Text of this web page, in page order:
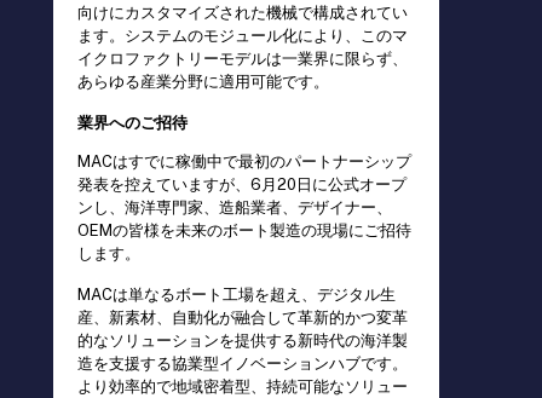
向けにカスタマイズされた機械で構成されてい
ます。システムのモジュール化により、このマ
イクロファクトリーモデルは一業界に限らず、
あらゆる産業分野に適用可能です。
業界へのご招待
MACはすでに稼働中で最初のパートナーシップ
発表を控えていますが、6月20日に公式オープ
ンし、海洋専門家、造船業者、デザイナー、
OEMの皆様を未来のボート製造の現場にご招待
します。
MACは単なるボート工場を超え、デジタル生
産、新素材、自動化が融合して革新的かつ変革
的なソリューションを提供する新時代の海洋製
造を支援する協業型イノベーションハブです。
より効率的で地域密着型、持続可能なソリュー